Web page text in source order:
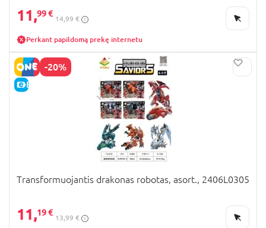
11,99 €
14,99 €
Perkant papildomą prekę internetu
-20%
E-KAINA
Transformuojantis drakonas robotas, asort., 2406L0305
11,19 €
13,99 €